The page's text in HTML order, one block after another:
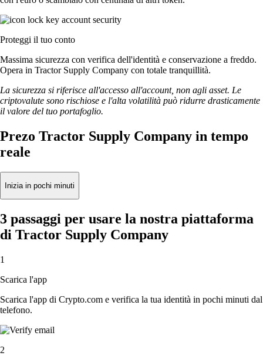
Proteggi il tuo conto
Massima sicurezza con verifica dell'identità e conservazione a freddo.
Opera in Tractor Supply Company con totale tranquillità.
La sicurezza si riferisce all'accesso all'account, non agli asset. Le
criptovalute sono rischiose e l'alta volatilità può ridurre drasticamente
il valore del tuo portafoglio.
Prezo Tractor Supply Company in tempo
reale
Inizia in pochi minuti
3 passaggi per usare la nostra piattaforma
di Tractor Supply Company
1
Scarica l'app
Scarica l'app di Crypto.com e verifica la tua identità in pochi minuti dal
telefono.
2